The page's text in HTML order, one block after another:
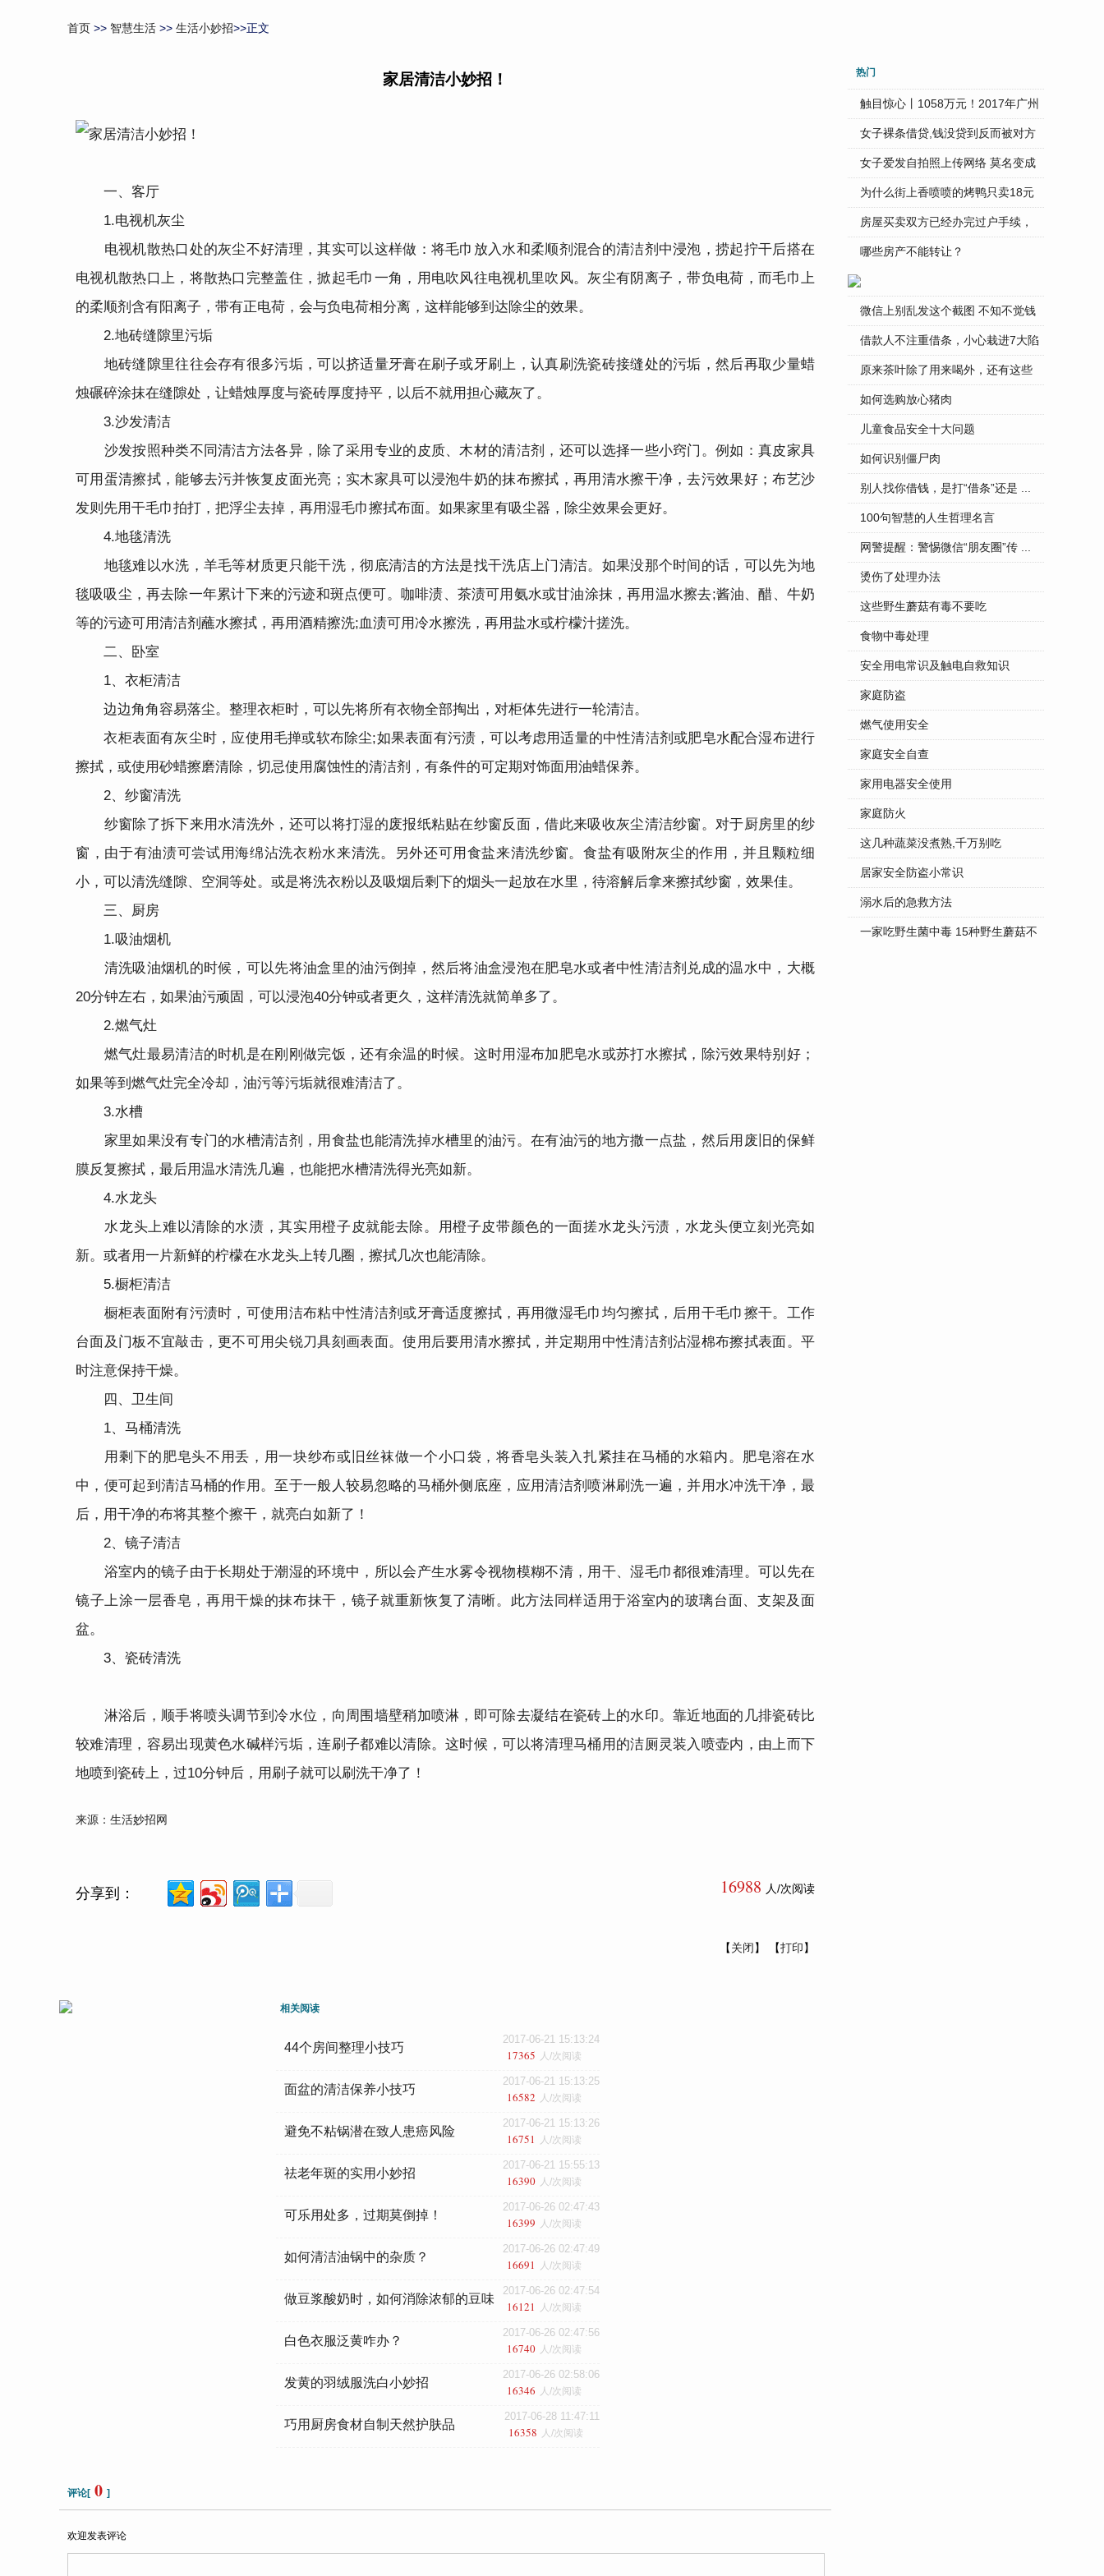
首页 >> 智慧生活 >> 生活小妙招>>正文
家居清洁小妙招！
一、客厅
1.电视机灰尘
电视机散热口处的灰尘不好清理，其实可以这样做：将毛巾放入水和柔顺剂混合的清洁剂中浸泡，捞起拧干后搭在
电视机散热口上，将散热口完整盖住，掀起毛巾一角，用电吹风往电视机里吹风。灰尘有阴离子，带负电荷，而毛巾上
的柔顺剂含有阳离子，带有正电荷，会与负电荷相分离，这样能够到达除尘的效果。
2.地砖缝隙里污垢
地砖缝隙里往往会存有很多污垢，可以挤适量牙膏在刷子或牙刷上，认真刷洗瓷砖接缝处的污垢，然后再取少量蜡
烛碾碎涂抹在缝隙处，让蜡烛厚度与瓷砖厚度持平，以后不就用担心藏灰了。
3.沙发清洁
沙发按照种类不同清洁方法各异，除了采用专业的皮质、木材的清洁剂，还可以选择一些小窍门。例如：真皮家具
可用蛋清擦拭，能够去污并恢复皮面光亮；实木家具可以浸泡牛奶的抹布擦拭，再用清水擦干净，去污效果好；布艺沙
发则先用干毛巾拍打，把浮尘去掉，再用湿毛巾擦拭布面。如果家里有吸尘器，除尘效果会更好。
4.地毯清洗
地毯难以水洗，羊毛等材质更只能干洗，彻底清洁的方法是找干洗店上门清洁。如果没那个时间的话，可以先为地
毯吸吸尘，再去除一年累计下来的污迹和斑点便可。咖啡渍、茶渍可用氨水或甘油涂抹，再用温水擦去;酱油、醋、牛奶
等的污迹可用清洁剂蘸水擦拭，再用酒精擦洗;血渍可用冷水擦洗，再用盐水或柠檬汁搓洗。
二、卧室
1、衣柜清洁
边边角角容易落尘。整理衣柜时，可以先将所有衣物全部掏出，对柜体先进行一轮清洁。
衣柜表面有灰尘时，应使用毛掸或软布除尘;如果表面有污渍，可以考虑用适量的中性清洁剂或肥皂水配合湿布进行
擦拭，或使用砂蜡擦磨清除，切忌使用腐蚀性的清洁剂，有条件的可定期对饰面用油蜡保养。
2、纱窗清洗
纱窗除了拆下来用水清洗外，还可以将打湿的废报纸粘贴在纱窗反面，借此来吸收灰尘清洁纱窗。对于厨房里的纱
窗，由于有油渍可尝试用海绵沾洗衣粉水来清洗。另外还可用食盐来清洗纱窗。食盐有吸附灰尘的作用，并且颗粒细
小，可以清洗缝隙、空洞等处。或是将洗衣粉以及吸烟后剩下的烟头一起放在水里，待溶解后拿来擦拭纱窗，效果佳。
三、厨房
1.吸油烟机
清洗吸油烟机的时候，可以先将油盒里的油污倒掉，然后将油盒浸泡在肥皂水或者中性清洁剂兑成的温水中，大概
20分钟左右，如果油污顽固，可以浸泡40分钟或者更久，这样清洗就简单多了。
2.燃气灶
燃气灶最易清洁的时机是在刚刚做完饭，还有余温的时候。这时用湿布加肥皂水或苏打水擦拭，除污效果特别好；
如果等到燃气灶完全冷却，油污等污垢就很难清洁了。
3.水槽
家里如果没有专门的水槽清洁剂，用食盐也能清洗掉水槽里的油污。在有油污的地方撒一点盐，然后用废旧的保鲜
膜反复擦拭，最后用温水清洗几遍，也能把水槽清洗得光亮如新。
4.水龙头
水龙头上难以清除的水渍，其实用橙子皮就能去除。用橙子皮带颜色的一面搓水龙头污渍，水龙头便立刻光亮如
新。或者用一片新鲜的柠檬在水龙头上转几圈，擦拭几次也能清除。
5.橱柜清洁
橱柜表面附有污渍时，可使用洁布粘中性清洁剂或牙膏适度擦拭，再用微湿毛巾均匀擦拭，后用干毛巾擦干。工作
台面及门板不宜敲击，更不可用尖锐刀具刻画表面。使用后要用清水擦拭，并定期用中性清洁剂沾湿棉布擦拭表面。平
时注意保持干燥。
四、卫生间
1、马桶清洗
用剩下的肥皂头不用丢，用一块纱布或旧丝袜做一个小口袋，将香皂头装入扎紧挂在马桶的水箱内。肥皂溶在水
中，便可起到清洁马桶的作用。至于一般人较易忽略的马桶外侧底座，应用清洁剂喷淋刷洗一遍，并用水冲洗干净，最
后，用干净的布将其整个擦干，就亮白如新了！
2、镜子清洁
浴室内的镜子由于长期处于潮湿的环境中，所以会产生水雾令视物模糊不清，用干、湿毛巾都很难清理。可以先在
镜子上涂一层香皂，再用干燥的抹布抹干，镜子就重新恢复了清晰。此方法同样适用于浴室内的玻璃台面、支架及面
盆。
3、瓷砖清洗
淋浴后，顺手将喷头调节到冷水位，向周围墙壁稍加喷淋，即可除去凝结在瓷砖上的水印。靠近地面的几排瓷砖比
较难清理，容易出现黄色水碱样污垢，连刷子都难以清除。这时候，可以将清理马桶用的洁厕灵装入喷壶内，由上而下
地喷到瓷砖上，过10分钟后，用刷子就可以刷洗干净了！
来源：生活妙招网
分享到： 16988 人/次阅读
【关闭】 【打印】
相关阅读
44个房间整理小技巧
2017-06-21 15:13:24
17365 人/次阅读
面盆的清洁保养小技巧
2017-06-21 15:13:25
16582 人/次阅读
避免不粘锅潜在致人患癌风险
2017-06-21 15:13:26
16751 人/次阅读
祛老年斑的实用小妙招
2017-06-21 15:55:13
16390 人/次阅读
可乐用处多，过期莫倒掉！
2017-06-26 02:47:43
16399 人/次阅读
如何清洁油锅中的杂质？
2017-06-26 02:47:49
16691 人/次阅读
做豆浆酸奶时，如何消除浓郁的豆味
2017-06-26 02:47:54
16121 人/次阅读
白色衣服泛黄咋办？
2017-06-26 02:47:56
16740 人/次阅读
发黄的羽绒服洗白小妙招
2017-06-26 02:58:06
16346 人/次阅读
巧用厨房食材自制天然护肤品
2017-06-28 11:47:11
16358 人/次阅读
评论[ 0 ]
欢迎发表评论
热门
触目惊心丨1058万元！2017年广州
...
女子裸条借贷,钱没贷到反而被对方
...
女子爱发自拍照上传网络 莫名变成
...
为什么街上香喷喷的烤鸭只卖18元
...
房屋买卖双方已经办完过户手续，
...
哪些房产不能转让？
微信上别乱发这个截图 不知不觉钱
...
借款人不注重借条，小心栽进7大陷
...
原来茶叶除了用来喝外，还有这些
...
如何选购放心猪肉
儿童食品安全十大问题
如何识别僵尸肉
别人找你借钱，是打“借条”还是 ...
100句智慧的人生哲理名言
网警提醒：警惕微信“朋友圈”传 ...
烫伤了处理办法
这些野生蘑菇有毒不要吃
食物中毒处理
安全用电常识及触电自救知识
家庭防盗
燃气使用安全
家庭安全自查
家用电器安全使用
家庭防火
这几种蔬菜没煮熟,千万别吃
居家安全防盗小常识
溺水后的急救方法
一家吃野生菌中毒 15种野生蘑菇不